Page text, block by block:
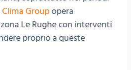
Clima Groupopera
Le Rughe con interventi
proprio a queste